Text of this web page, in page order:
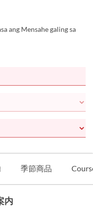
ang Mensahe galing sa
季節商品
内